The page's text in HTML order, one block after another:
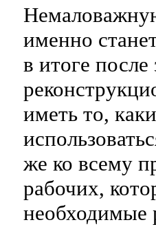
именно
в итоге
иметь то,
же ко всему
рабочих,
необходимые